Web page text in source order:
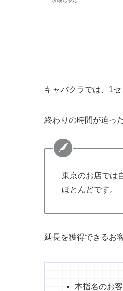
キャバクラでは、1
終わりの時間が迫っ
東京のお店では
ほとんどです。
延長を獲得できるお
本指名のお